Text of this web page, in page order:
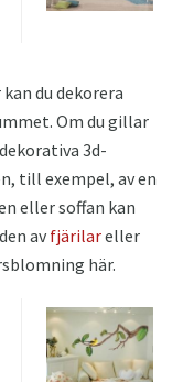
du dekorera
Om du gillar
3d-
till exempel, av en
eller soffan kan
av fjärilareller
här.